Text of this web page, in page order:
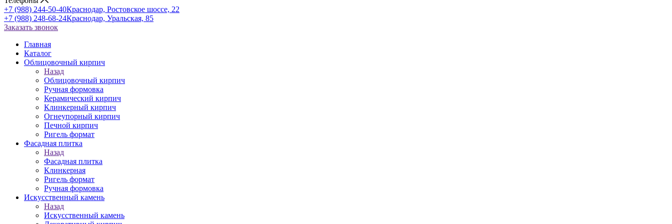
+7 (988) 244-50-40Краснодар, Ростовское шоссе, 22
+7 (988) 248-68-24Краснодар, Уральская, 85
Заказать звонок
Главная
Каталог
Облицовочный кирпич
Назад
Облицовочный кирпич
Ручная формовка
Керамический кирпич
Клинкерный кирпич
Огнеупорный кирпич
Печной кирпич
Ригель формат
Фасадная плитка
Назад
Фасадная плитка
Клинкерная
Ригель формат
Ручная формовка
Искусственный камень
Назад
Искусственный камень